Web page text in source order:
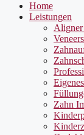
Home
Leistungen
Veneers
Zahn